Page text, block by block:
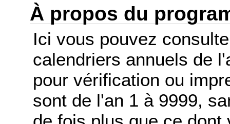
À propos du
Ici vous pouvez
calendriers annuels de
pour vérification ou
sont de l'an 1 à 9999,